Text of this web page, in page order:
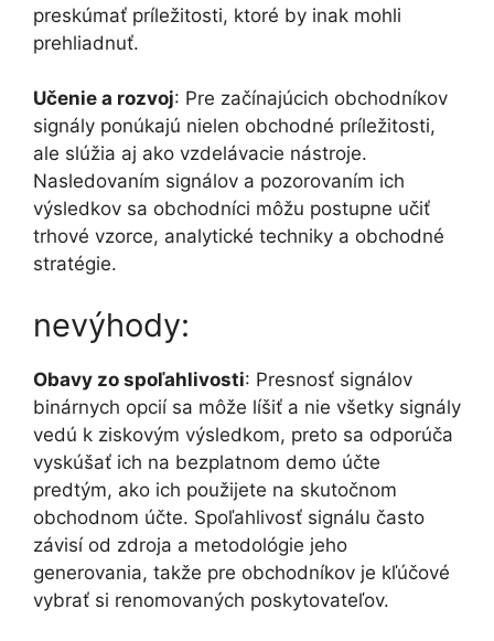
preskúmať príležitosti, ktoré by inak mohli
prehliadnuť.
Učenie a rozvoj: Pre začínajúcich obchodníkov
signály ponúkajú nielen obchodné príležitosti,
ale slúžia aj ako vzdelávacie nástroje.
Nasledovaním signálov a pozorovaním ich
výsledkov sa obchodníci môžu postupne učiť
trhové vzorce, analytické techniky a obchodné
stratégie.
nevýhody:
Obavy zo spoľahlivosti: Presnosť signálov
binárnych opcií sa môže líšiť a nie všetky signály
vedú k ziskovým výsledkom, preto sa odporúča
vyskúšať ich na bezplatnom demo účte
predtým, ako ich použijete na skutočnom
obchodnom účte. Spoľahlivosť signálu často
závisí od zdroja a metodológie jeho
generovania, takže pre obchodníkov je kľúčové
vybrať si renomovaných poskytovateľov.